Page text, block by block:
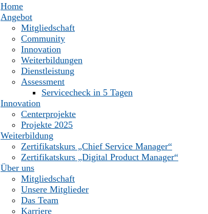
Home
Angebot
Mitgliedschaft
Community
Innovation
Weiterbildungen
Dienstleistung
Assessment
Servicecheck in 5 Tagen
Innovation
Centerprojekte
Projekte 2025
Weiterbildung
Zertifikatskurs „Chief Service Manager“
Zertifikatskurs „Digital Product Manager“
Über uns
Mitgliedschaft
Unsere Mitglieder
Das Team
Karriere